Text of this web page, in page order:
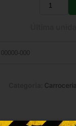
Carroceria